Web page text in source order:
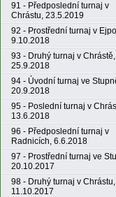
91 - Předposlední turnaj v
Chrástu, 23.5.2019
92 - Prostřední turnaj v
9.10.2018
93 - Druhý turnaj v Chrástě,
25.9.2018
94 - Úvodní turnaj ve
20.9.2018
95 - Poslední turnaj v
13.6.2018
96 - Předposlední turnaj v
Radnicích, 6.6.2018
97 - Prostřední turnaj ve
20.10.2017
98 - Druhý turnaj v Chrástu,
11.10.2017